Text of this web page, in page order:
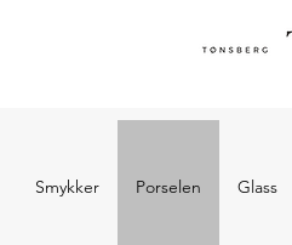
Smykker Porselen Glass